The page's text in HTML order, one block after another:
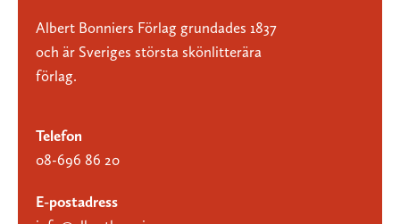
Albert Bonniers Förlag grundades 1837
och är Sveriges största skönlitterära
förlag.
Telefon
08-696 86 20
E-postadress